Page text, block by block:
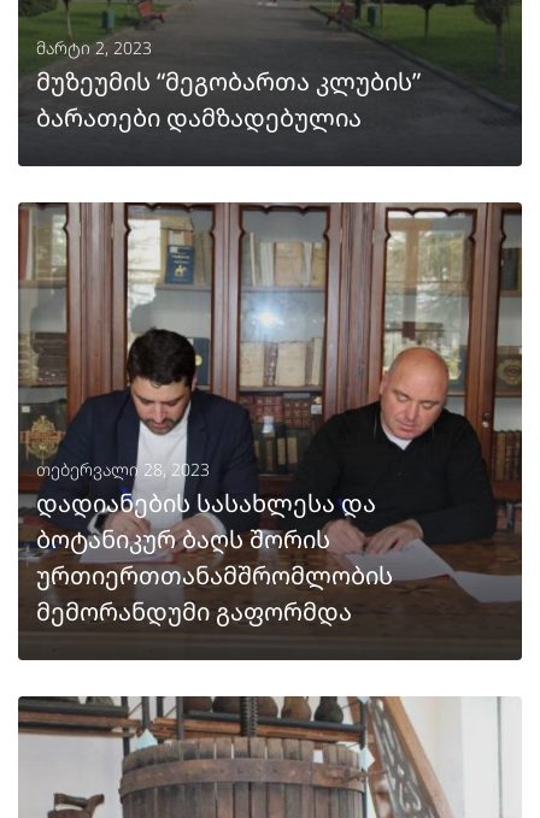
მარტი 2, 2023
მუზეუმის “მეგობართა კლუბის”
ბარათები დამზადებულია
ᲒᲐᲒᲠᲫᲔᲚᲔᲑᲐ
თებერვალი 28, 2023
დადიანების სასახლესა და
ბოტანიკურ ბაღს შორის
ურთიერთთანამშრომლობის
მემორანდუმი გაფორმდა
ᲒᲐᲒᲠᲫᲔᲚᲔᲑᲐ